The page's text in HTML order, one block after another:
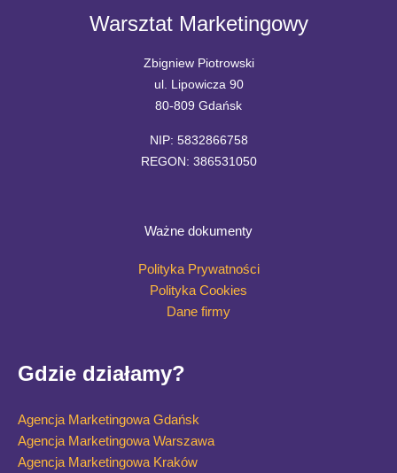
Warsztat Marketingowy
Zbigniew Piotrowski
ul. Lipowicza 90
80-809 Gdańsk
NIP: 5832866758
REGON: 386531050
Ważne dokumenty
Polityka Prywatności
Polityka Cookies
Dane firmy
Gdzie działamy?
Agencja Marketingowa Gdańsk
Agencja Marketingowa Warszawa
Agencja Marketingowa Kraków